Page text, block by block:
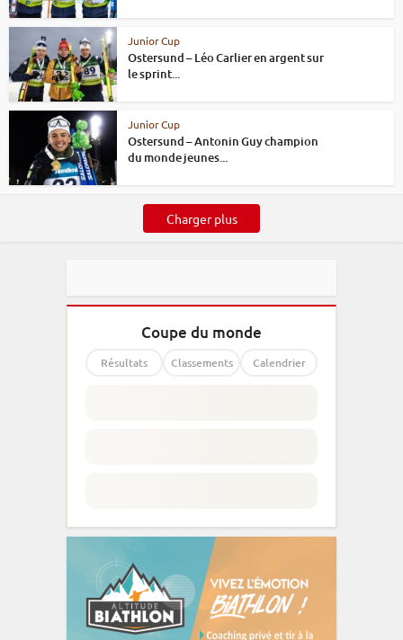
Junior Cup
Ostersund – Léo Carlier en argent sur
le sprint...
Junior Cup
Ostersund – Antonin Guy champion
du monde jeunes...
Charger plus
Coupe du monde
Résultats Classements Calendrier